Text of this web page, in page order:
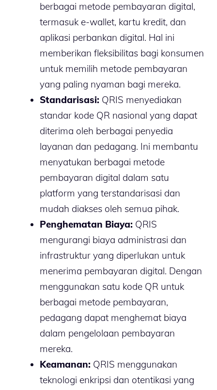
berbagai metode pembayaran digital,
termasuk e-wallet, kartu kredit, dan
aplikasi perbankan digital. Hal ini
memberikan fleksibilitas bagi konsumen
untuk memilih metode pembayaran
yang paling nyaman bagi mereka.
Standarisasi: QRIS menyediakan
standar kode QR nasional yang dapat
diterima oleh berbagai penyedia
layanan dan pedagang. Ini membantu
menyatukan berbagai metode
pembayaran digital dalam satu
platform yang terstandarisasi dan
mudah diakses oleh semua pihak.
Penghematan Biaya: QRIS
mengurangi biaya administrasi dan
infrastruktur yang diperlukan untuk
menerima pembayaran digital. Dengan
menggunakan satu kode QR untuk
berbagai metode pembayaran,
pedagang dapat menghemat biaya
dalam pengelolaan pembayaran
mereka.
Keamanan: QRIS menggunakan
teknologi enkripsi dan otentikasi yang